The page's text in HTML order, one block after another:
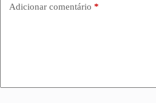
Adicionar comentário *